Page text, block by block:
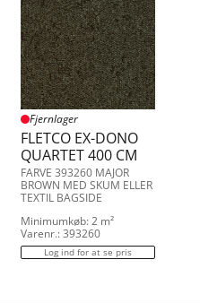
Fjernlager
FLETCO EX-DONO
QUARTET 400 CM
FARVE 393260 MAJOR
BROWN MED SKUM ELLER
TEXTIL BAGSIDE
Minimumkøb: 2 m²
Varenr.: 393260
Log ind for at se pris